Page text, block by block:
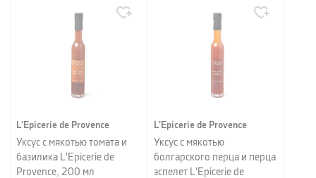
L’Epicerie de Provence
Уксус с мякотью томата и
базилика L'Epicerie de
Provence, 200 мл
L’Epicerie de Provence
Уксус с мякотью
болгарского перца и перца
эспелет L'Epicerie de